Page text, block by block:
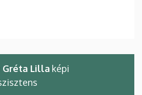
Gréta Lilla képi